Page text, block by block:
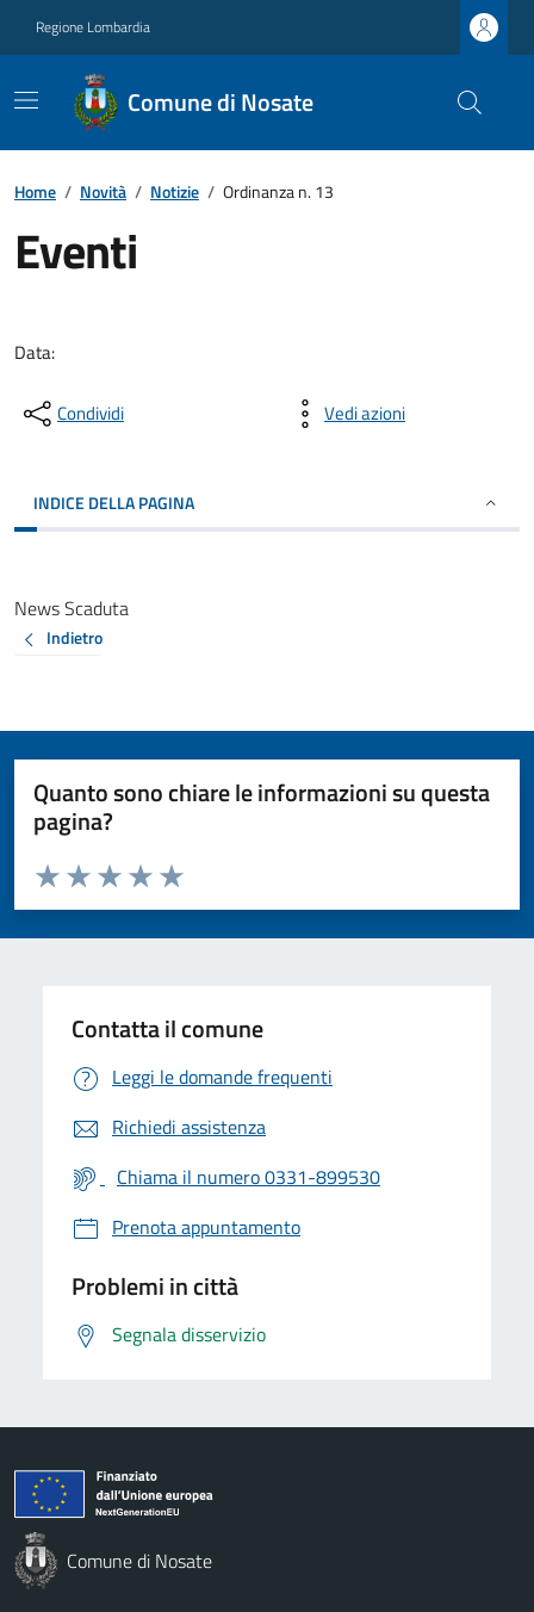
Regione Lombardia
Comune di Nosate
Home / Novità / Notizie / Ordinanza n. 13
Eventi
Data:
Condividi Vedi azioni
INDICE DELLA PAGINA
News Scaduta
Indietro
Quanto sono chiare le informazioni su questa
pagina?
Valuta da 1 a 5 stelle la pagina
Valuta 5 stelle su 5
Valuta 4 stelle su 5
Valuta 3 stelle su 5
Valuta 2 stelle su 5
Valuta 1 stelle su 5
Contatta il comune
Leggi le domande frequenti
Richiedi assistenza
Chiama il numero 0331-899530
Prenota appuntamento
Problemi in città
Segnala disservizio
Comune di Nosate